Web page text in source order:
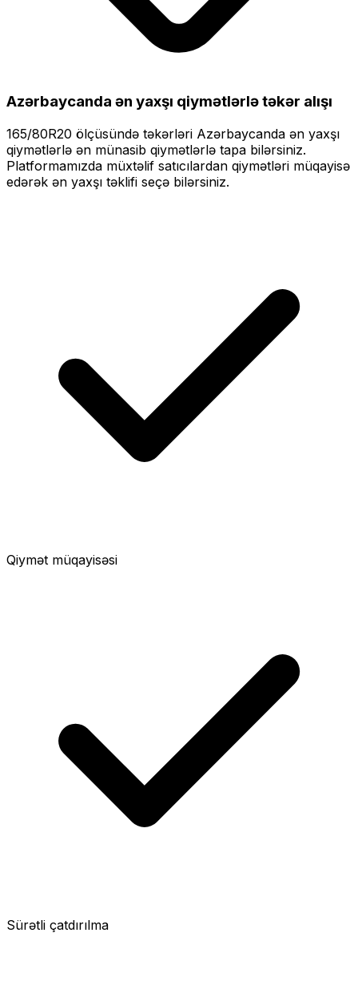
Azərbaycanda ən yaxşı qiymətlərlətəkər alışı
165/80R20 ölçüsündə təkərləri Azərbaycanda ən yaxşı
qiymətlərlə ən münasib qiymətlərlə tapa bilərsiniz.
Platformamızda müxtəlif satıcılardan qiymətləri müqayisə
edərək ən yaxşı təklifi seçə bilərsiniz.
Qiymət müqayisəsi
Sürətli çatdırılma